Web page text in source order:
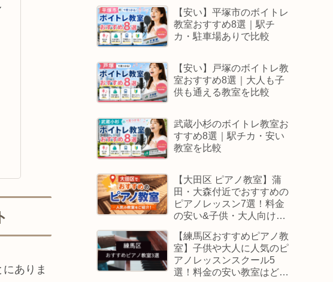
ありま
【安い】平塚市のボイトレ
教室おすすめ8選｜駅チ
カ・駐車場ありで比較
【安い】戸塚のボイトレ教
室おすすめ8選｜大人も子
供も通える教室を比較
武蔵小杉のボイトレ教室お
すすめ8選｜駅チカ・安い
教室を比較
【大田区 ピアノ教室】蒲
田・大森付近でおすすめの
ピアノレッスン7選！料金
の安い&子供・大人向けス
【練馬区おすすめピアノ教
室】子供や大人に人気のピ
アノレッスンスクール5
選！料金の安い教室はど